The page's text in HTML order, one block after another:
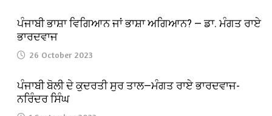
ਪੰਜਾਬੀ ਭਾਸ਼ਾ ਵਿਗਿਆਨ ਜਾਂ ਭਾਸ਼ਾ ਅਗਿਆਨ? — ਡਾ. ਮੰਗਤ ਰਾਏ
ਭਾਰਦਵਾਜ
26 October 2023
ਪੰਜਾਬੀ ਬੋਲੀ ਦੇ ਕੁਦਰਤੀ ਸੁਰ ਤਾਲ—ਮੰਗਤ ਰਾਏ ਭਾਰਦਵਾਜ-
ਨਰਿੰਦਰ ਸਿੰਘ